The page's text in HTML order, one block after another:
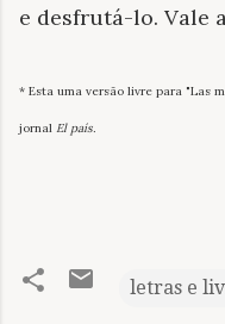
e desfrutá-lo. Vale
* Esta uma versão livre para "Las
jornal El país.
letras e